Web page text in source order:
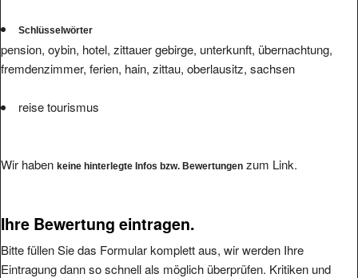
Schlüsselwörter
pension, oybin, hotel, zittauer gebirge, unterkunft, übernachtung,
fremdenzimmer, ferien, hain, zittau, oberlausitz, sachsen
reise tourismus
Wir haben keine hinterlegte Infos bzw. Bewertungen zum Link.
Ihre Bewertung eintragen.
Bitte füllen Sie das Formular komplett aus, wir werden Ihre
Eintragung dann so schnell als möglich überprüfen. Kritiken und